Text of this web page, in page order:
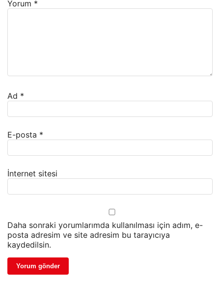
Yorum *
Ad *
E-posta *
İnternet sitesi
Daha sonraki yorumlarımda kullanılması için adım, e-
posta adresim ve site adresim bu tarayıcıya
kaydedilsin.